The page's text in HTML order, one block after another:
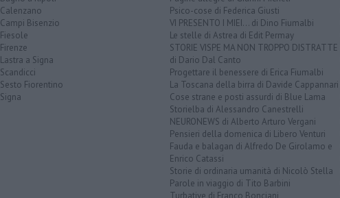
Calenzano
Campi Bisenzio
Fiesole
Firenze
Lastra a Signa
Scandicci
Sesto Fiorentino
Signa
Psico-cose di Federica Giusti
VI PRESENTO I MIEI... di Dino Fiumalbi
Le stelle di Astrea di Edit Permay
STORIE VISPE MA NON TROPPO DISTRATTE
di Dario Dal Canto
Progettare il benessere di Erica Fiumalbi
La Toscana della birra di Davide Cappannari
Cose strane e posti assurdi di Blue Lama
Storielba di Alessandro Canestrelli
NEURONEWS di Alberto Arturo Vergani
Pensieri della domenica di Libero Venturi
Fauda e balagan di Alfredo De Girolamo e
Enrico Catassi
Storie di ordinaria umanità di Nicolò Stella
Parole in viaggio di Tito Barbini